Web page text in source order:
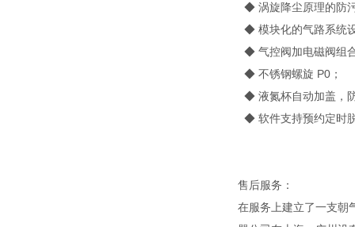
◆ 涡旋降尘原理的防
◆ 模块化的气路系统
◆ 气控阀加电磁阀组
◆ 不锈钢螺旋 P0；
◆ 液氮杯自动加盖，
◆ 软件支持预约定时
售后服务：
在服务上建立了一支朝